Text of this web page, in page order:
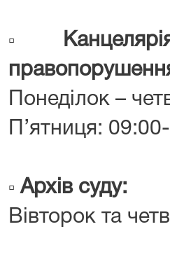
▫️
Понеділок –
П’ятниця:
▫️ Архів суду:
Вівторок та